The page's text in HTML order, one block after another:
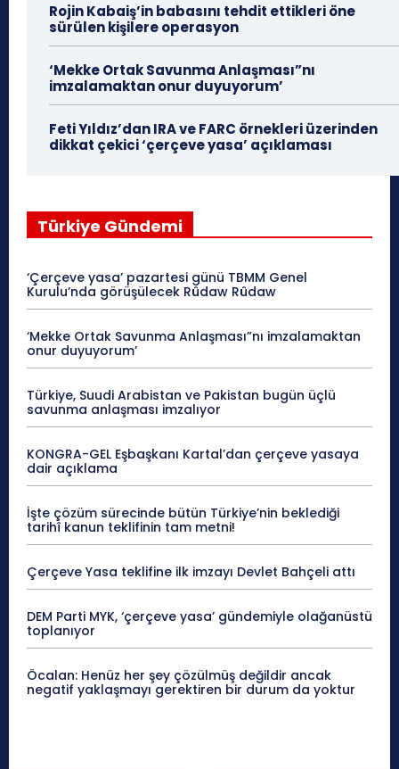
Rojin Kabaiş’in babasını tehdit ettikleri öne
sürülen kişilere operasyon
‘Mekke Ortak Savunma Anlaşması”nı
imzalamaktan onur duyuyorum’
Feti Yıldız’dan IRA ve FARC örnekleri üzerinden
dikkat çekici ‘çerçeve yasa’ açıklaması
Türkiye Gündemi
‘Çerçeve yasa’ pazartesi günü TBMM Genel
Kurulu’nda görüşülecek Rûdaw Rûdaw
‘Mekke Ortak Savunma Anlaşması”nı imzalamaktan
onur duyuyorum’
Türkiye, Suudi Arabistan ve Pakistan bugün üçlü
savunma anlaşması imzalıyor
KONGRA-GEL Eşbaşkanı Kartal’dan çerçeve yasaya
dair açıklama
İşte çözüm sürecinde bütün Türkiye’nin beklediği
tarihî kanun teklifinin tam metni!
Çerçeve Yasa teklifine ilk imzayı Devlet Bahçeli attı
DEM Parti MYK, ‘çerçeve yasa’ gündemiyle olağanüstü
toplanıyor
Öcalan: Henüz her şey çözülmüş değildir ancak
negatif yaklaşmayı gerektiren bir durum da yoktur